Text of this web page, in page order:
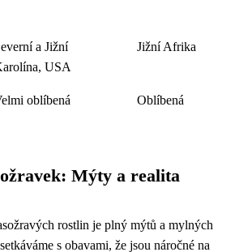
a Jižní
USA
Jižní Afrika
oblíbená Oblíbená
Mýty a realita
rostlin je plný mýtů a mylných
s obavami, že jsou náročné na